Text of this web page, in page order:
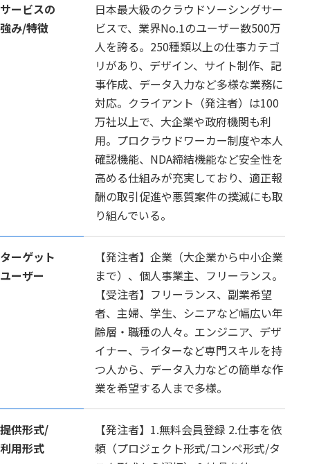
サービスの
強み/特徴
日本最大級のクラウドソーシングサー
ビスで、業界No.1のユーザー数500万
人を誇る。250種類以上の仕事カテゴ
リがあり、デザイン、サイト制作、記
事作成、データ入力など多様な業務に
対応。クライアント（発注者）は100
万社以上で、大企業や政府機関も利
用。プロクラウドワーカー制度や本人
確認機能、NDA締結機能など安全性を
高める仕組みが充実しており、適正報
酬の取引促進や悪質案件の撲滅にも取
り組んでいる。
ターゲット
ユーザー
【発注者】企業（大企業から中小企業
まで）、個人事業主、フリーランス。
【受注者】フリーランス、副業希望
者、主婦、学生、シニアなど幅広い年
齢層・職種の人々。エンジニア、デザ
イナー、ライターなど専門スキルを持
つ人から、データ入力などの簡単な作
業を希望する人まで多様。
提供形式/
利用形式
【発注者】1.無料会員登録 2.仕事を依
頼（プロジェクト形式/コンペ形式/タ